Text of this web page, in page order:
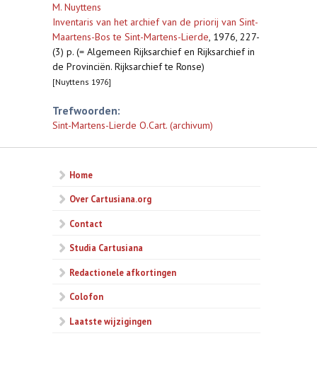
M. Nuyttens
Inventaris van het archief van de priorij van Sint-
Maartens-Bos te Sint-Martens-Lierde, 1976, 227-
(3) p. (= Algemeen Rijksarchief en Rijksarchief in
de Provinciën. Rijksarchief te Ronse)
[Nuyttens 1976]
Trefwoorden:
Sint-Martens-Lierde O.Cart. (archivum)
Home
Over Cartusiana.org
Contact
Studia Cartusiana
Redactionele afkortingen
Colofon
Laatste wijzigingen